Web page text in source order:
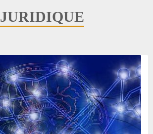
JURIDIQUE